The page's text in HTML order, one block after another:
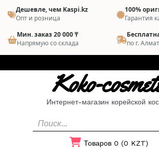
Дешевле, чем Kaspi.kz
Опт и розница
100%
Гарантия
Мин. заказ 20 000 ₸
Напрямую со склада
по г.
Koko-
Интернет-магазин корейской
Товаров 0 (0 KZT)